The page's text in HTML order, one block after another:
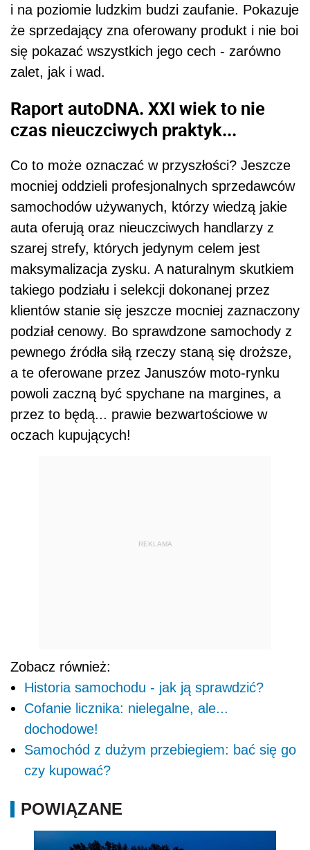
i na poziomie ludzkim budzi zaufanie. Pokazuje
że sprzedający zna oferowany produkt i nie boi
się pokazać wszystkich jego cech - zarówno
zalet, jak i wad.
Raport autoDNA. XXI wiek to nie
czas nieuczciwych praktyk...
Co to może oznaczać w przyszłości? Jeszcze
mocniej oddzieli profesjonalnych sprzedawców
samochodów używanych, którzy wiedzą jakie
auta oferują oraz nieuczciwych handlarzy z
szarej strefy, których jedynym celem jest
maksymalizacja zysku. A naturalnym skutkiem
takiego podziału i selekcji dokonanej przez
klientów stanie się jeszcze mocniej zaznaczony
podział cenowy. Bo sprawdzone samochody z
pewnego źródła siłą rzeczy staną się droższe,
a te oferowane przez Januszów moto-rynku
powoli zaczną być spychane na margines, a
przez to będą... prawie bezwartościowe w
oczach kupujących!
REKLAMA
Zobacz również:
Historia samochodu - jak ją sprawdzić?
Cofanie licznika: nielegalne, ale...
dochodowe!
Samochód z dużym przebiegiem: bać się go
czy kupować?
POWIĄZANE